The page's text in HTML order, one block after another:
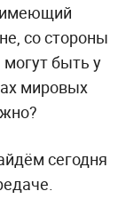
имеющий
со стороны
быть у
мировых
сегодня